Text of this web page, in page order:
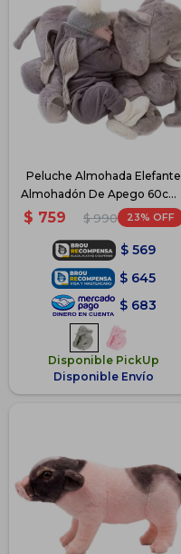
Peluche Almohada Elefante
Almohadón De Apego 60cm -
Gris
$ 759 $ 990 23
$ 569
$ 645
$ 683
Disponible PickUp
Disponible Envío